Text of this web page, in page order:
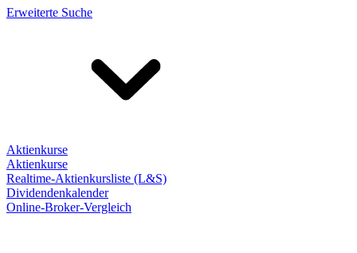
Erweiterte Suche
Aktienkurse
Aktienkurse
Realtime-Aktienkursliste (L&S)
Dividendenkalender
Online-Broker-Vergleich